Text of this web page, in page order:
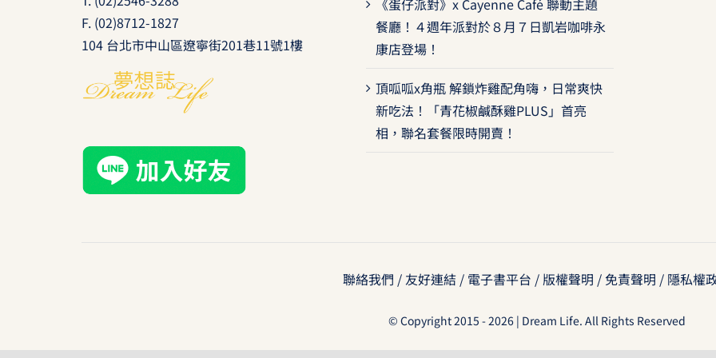
F. (02)8712-1827
104 台北市中山區遼寧街201巷11號1樓
餐廳！４週年派對於８月７日凱岩咖啡永
康店登場！
頂呱呱x角瓶 解鎖炸雞配角嗨，日常爽快
新吃法！「青花椒鹹酥雞PLUS」首亮
相，聯名套餐限時開賣！
聯絡我們 /友好連結 / 電子書平台 / 版權聲明 / 免責聲明 / 隱私權
© Copyright 2015 - 2026 | Dream Life. All Rights Reserved